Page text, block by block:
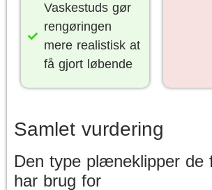
Vaskestuds gør
rengøringen
mere realistisk at
få gjort løbende
Samlet vurdering
Den type plæneklipper de
har brug for